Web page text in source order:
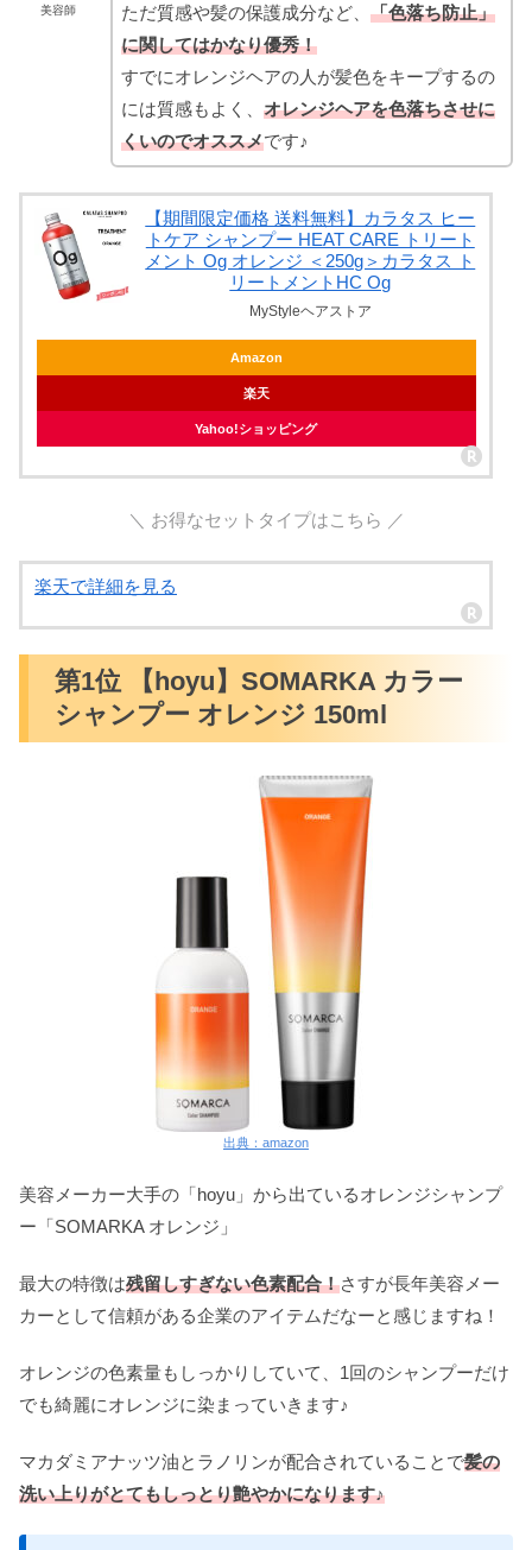
美容師 ただ質感や髪の保護成分など、 「色落ち防止」
に関してはかなり優秀！
すでにオレンジヘアの人が髪色をキープするの
には質感もよく、 オレンジヘアを色落ちさせに
くいのでオススメです♪
【期間限定価格 送料無料】カラタス ヒー
トケア シャンプー HEAT CARE トリート
メント Og オレンジ ＜250g＞カラタス ト
リートメントHC Og
MyStyleヘアストア
Amazon
楽天
Yahoo!ショッピング
＼ お得なセットタイプはこちら ／
楽天で詳細を見る
第1位 【hoyu】SOMARKA カラー
シャンプー オレンジ 150ml
出典：amazon
美容メーカー大手の「hoyu」から出ているオレンジシャンプ
ー「SOMARKA オレンジ」
最大の特徴は残留しすぎない色素配合！さすが長年美容メー
カーとして信頼がある企業のアイテムだなーと感じますね！
オレンジの色素量もしっかりしていて、1回のシャンプーだけ
でも綺麗にオレンジに染まっていきます♪
マカダミアナッツ油とラノリンが配合されていることで髪の
洗い上りがとてもしっとり艶やかになります♪